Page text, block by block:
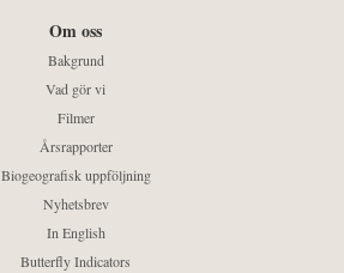
Om oss
Bakgrund
Vad gör vi
Filmer
Årsrapporter
Biogeografisk uppföljning
Nyhetsbrev
In English
Butterfly Indicators